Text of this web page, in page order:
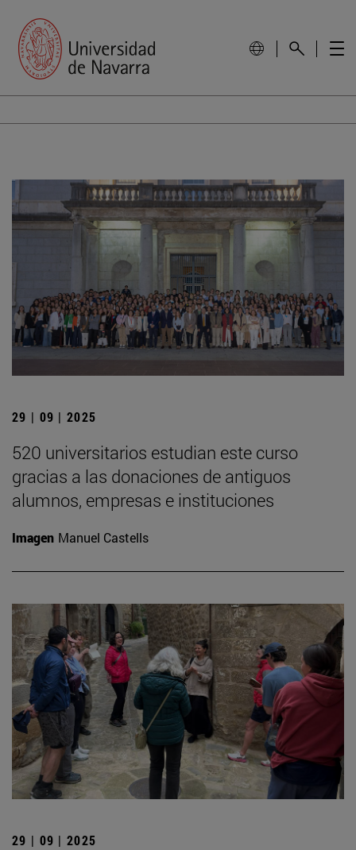
29 | 09 | 2025
520 universitarios estudian este curso
gracias a las donaciones de antiguos
alumnos, empresas e instituciones
Imagen Manuel Castells
29 | 09 | 2025